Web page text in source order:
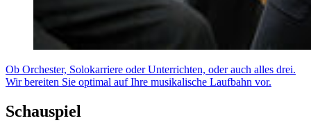
Ob Orchester, Solokarriere oder Unterrichten, oder auch alles drei.
Wir bereiten Sie optimal auf Ihre musikalische Laufbahn vor.
Schauspiel